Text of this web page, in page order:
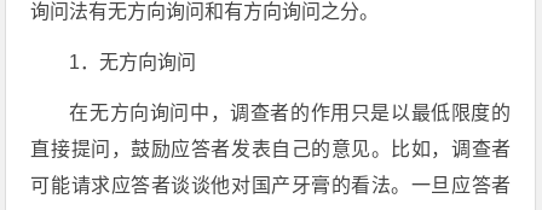
询问法有无方向询问和有方向询问之分。
1．无方向询问
在无方向询问中，调查者的作用只是以最低限度的
直接提问，鼓励应答者发表自己的意见。比如，调查者
可能请求应答者谈谈他对国产牙膏的看法。一旦应答者